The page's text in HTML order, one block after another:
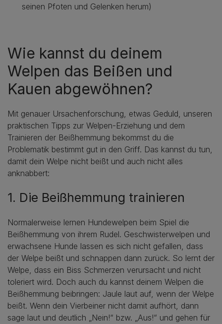
seinen Pfoten und Gelenken herum)
Wie kannst du deinem
Welpen das Beißen und
Kauen abgewöhnen?
Mit genauer Ursachenforschung, etwas Geduld, unseren
praktischen Tipps zur Welpen-Erziehung und dem
Trainieren der Beißhemmung bekommst du die
Problematik bestimmt gut in den Griff. Das kannst du tun,
damit dein Welpe nicht beißt und auch nicht alles
anknabbert:
1. Die Beißhemmung trainieren
Normalerweise lernen Hundewelpen beim Spiel die
Beißhemmung von ihrem Rudel. Geschwisterwelpen und
erwachsene Hunde lassen es sich nicht gefallen, dass
der Welpe beißt und schnappen dann zurück. So lernt der
Welpe, dass ein Biss Schmerzen verursacht und nicht
toleriert wird. Doch auch du kannst deinem Welpen die
Beißhemmung beibringen: Jaule laut auf, wenn der Welpe
beißt. Wenn dein Vierbeiner nicht damit aufhört, dann
sage laut und deutlich „Nein!“ bzw. „Aus!“ und gehen für